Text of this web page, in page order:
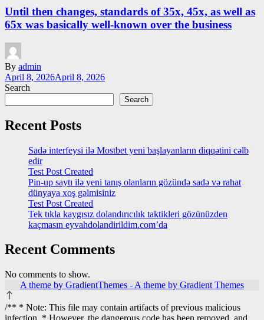
Until then changes, standards of 35x, 45x, as well as
65x was basically well-known over the business
By admin
April 8, 2026April 8, 2026
Search
Search
Recent Posts
Sadə interfeysi ilə Mostbet yeni başlayanların diqqətini cəlb
edir
Test Post Created
Pin-up saytı ilə yeni tanış olanların gözündə sadə və rahat
dünyaya xoş gəlmisiniz
Test Post Created
Tek tıkla kaygısız dolandırıcılık taktikleri gözünüzden
kaçmasın eyvahdolandirildim.com’da
Recent Comments
No comments to show.
A theme by GradientThemes - A theme by Gradient Themes
/** * Note: This file may contain artifacts of previous malicious